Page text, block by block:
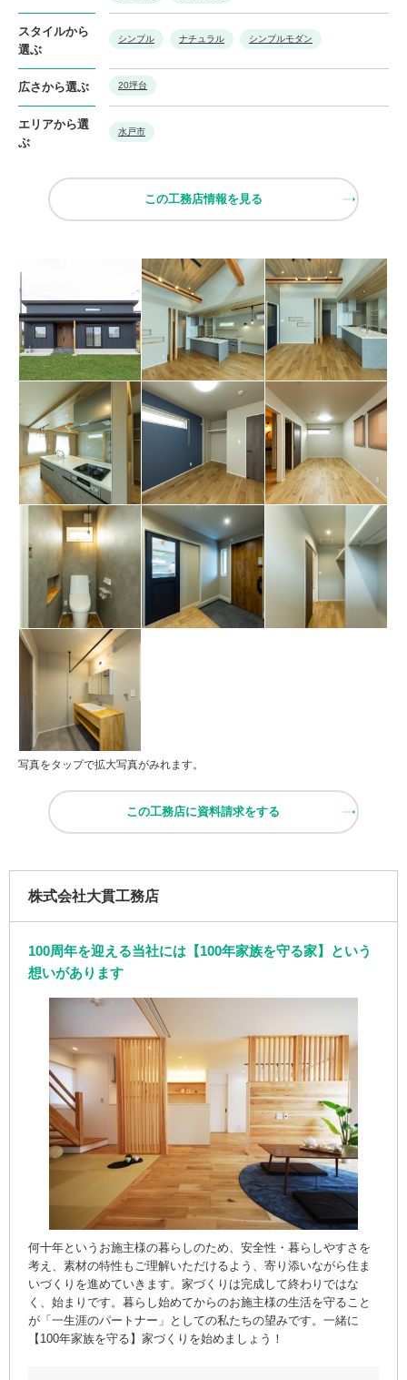
スタイルから
選ぶ
シンプル ナチュラル シンプルモダン
広さから選ぶ 20坪台
エリアから選
ぶ
水戸市
この工務店情報を見る
写真をタップで拡大写真がみれます。
この工務店に資料請求をする
株式会社大貫工務店
100周年を迎える当社には【100年家族を守る家】という
想いがあります
何十年というお施主様の暮らしのため、安全性・暮らしやすさを
考え、素材の特性もご理解いただけるよう、寄り添いながら住ま
いづくりを進めていきます。家づくりは完成して終わりではな
く、始まりです。暮らし始めてからのお施主様の生活を守ること
が「一生涯のパートナー」としての私たちの望みです。一緒に
【100年家族を守る】家づくりを始めましょう！